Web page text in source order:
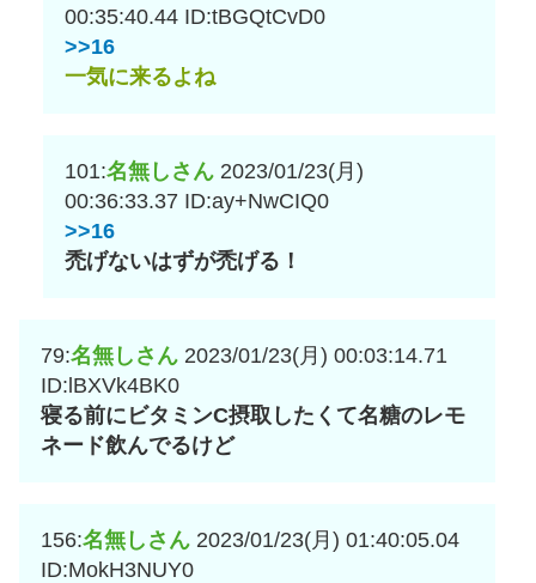
00:35:40.44 ID:tBGQtCvD0
>>16
一気に来るよね
101:名無しさん 2023/01/23(月)
00:36:33.37 ID:ay+NwCIQ0
>>16
禿げないはずが禿げる！
79:名無しさん 2023/01/23(月) 00:03:14.71
ID:lBXVk4BK0
寝る前にビタミンC摂取したくて名糖のレモ
ネード飲んでるけど
156:名無しさん 2023/01/23(月) 01:40:05.04
ID:MokH3NUY0